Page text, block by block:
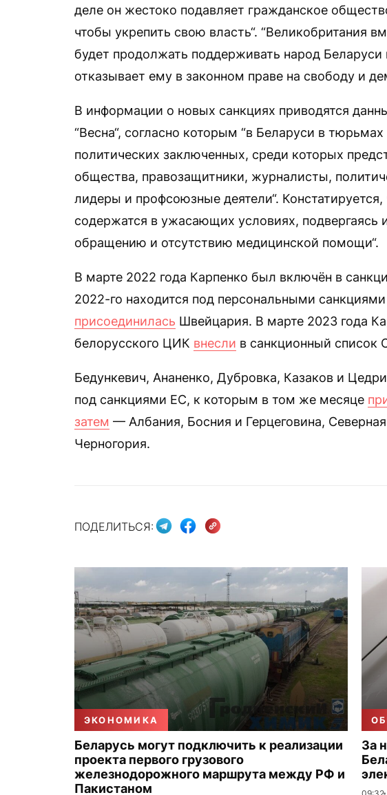
деле он жестоко подавляет гражданское
чтобы укрепить свою власть“. “Великобритания
будет продолжать поддерживать народ Беларуси
отказывает ему в законном праве на свободу и
В информации о новых санкциях приводятся
“Весна“, согласно которым “в Беларуси в
политических заключенных, среди которых
общества, правозащитники, журналисты,
лидеры и профсоюзные деятели“.
содержатся в ужасающих условиях, подвергаясь
обращению и отсутствию медицинской помощи“.
В марте 2022 года Карпенко был включён в
2022-го находится под персональными
присоединилась Швейцария. В марте 2023 года
белорусского ЦИК внесли в санкционный список
Бедункевич, Ананенко, Дубровка, Казаков и
под санкциями ЕС, к которым в том же месяце
затем — Албания, Босния и Герцеговина,
Черногория.
ПОДЕЛИТЬСЯ:
ЭКОНОМИКА
Беларусь могут подключить к реализации
проекта первого грузового
железнодорожного маршрута между РФ и
Пакистаном
За